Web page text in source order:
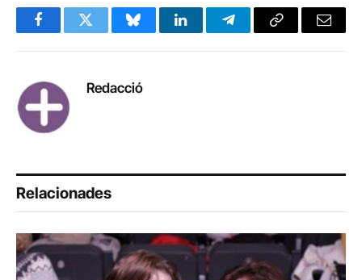
FacebookTwitter BlueskyLinkedInTelegramCopy
Email
Redacció
Relacionades